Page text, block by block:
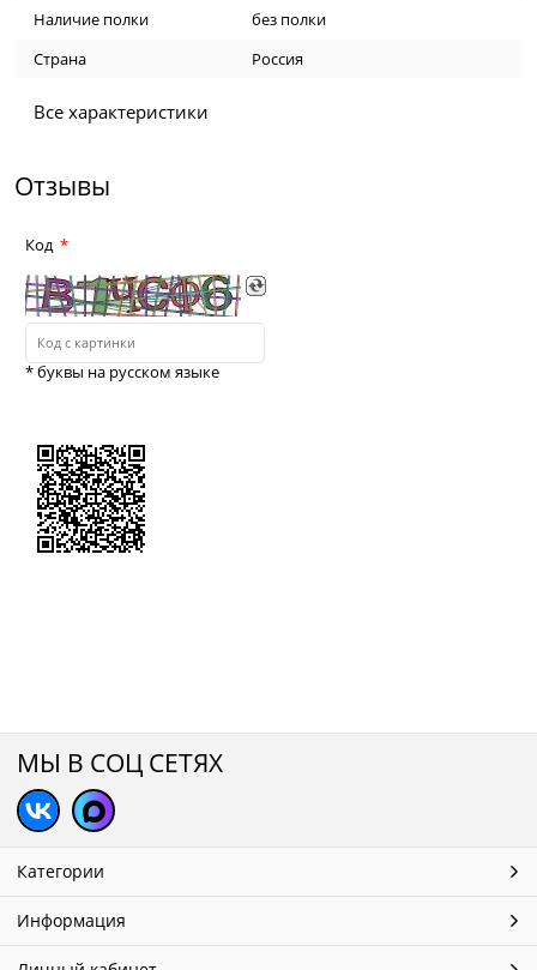
Наличие полки
без полки
Страна
Россия
Все характеристики
Отзывы
Код
* буквы на русском языке
МЫ В СОЦ СЕТЯХ
Категории
Информация